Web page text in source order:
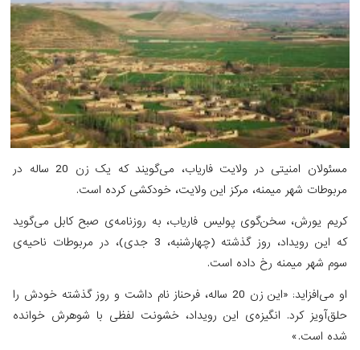
مسئولان امنیتی در ولایت فاریاب، می‌گویند که یک زن 20 ساله در
مربوطات شهر میمنه، مرکز این ولایت، خودکشی کرده است.
کریم یورش، سخن‌گوی پولیس فاریاب، به روزنامه‌ی صبح کابل می‌گوید
که این رویداد، روز گذشته (چهارشنبه، 3 جدی)، در مربوطات ناحیه‌ی
سوم شهر میمنه رخ داده است.
او می‌افزاید: «این زن 20 ساله، فرحناز نام داشت و روز گذشته خودش را
حلق‌آویز کرد. انگیزه‌ی این رویداد، خشونت لفظی با شوهرش خوانده
شده است.»